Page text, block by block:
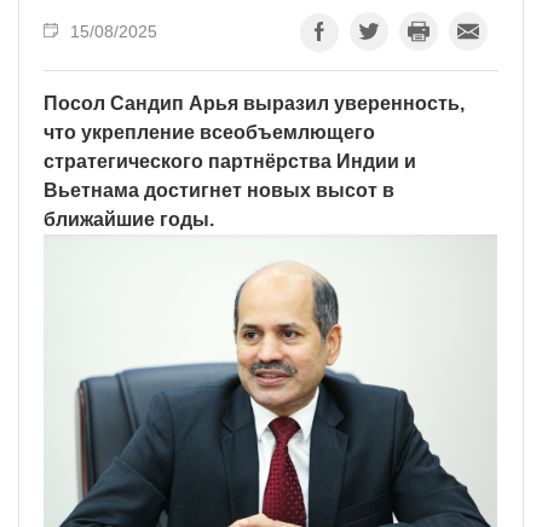
15/08/2025
Посол Сандип Арья выразил уверенность,
что укрепление всеобъемлющего
стратегического партнёрства Индии и
Вьетнама достигнет новых высот в
ближайшие годы.